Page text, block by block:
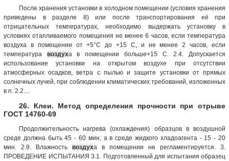
После хранения установки в холодном помещении (условия хранения
приведены в разделе 8) или после транспортирования её при
отрицательных температурах, необходимо выдержать установку в
условиях отапливаемого помещения не менее 6 часов, если температура
воздуха в помещении от +5°С до +15 С, и не менее 2 часов, если
температура воздуха в помещении больше+15 С. 2.4. Допускается
использование установки на открытом воздухе при отсутствии
атмосферных осадков, ветра с пылью и защите установки от прямых
солнечных лучей, при соблюдении климатических требований, изложенных
в п. 2.2....
26. Клеи. Метод определения прочности при отрыве
ГОСТ 14760-69
Продолжительность нагрева (охлаждения) образцов в воздушной
среде должна быть 45 - 60 мин, а в среде жидкого хладоагента - 15 - 20
мин. 2.9. Влажность воздуха в помещении не регламентируется. 3.
ПРОВЕДЕНИЕ ИСПЫТАНИЯ 3.1. Подготовленный для испытания образец